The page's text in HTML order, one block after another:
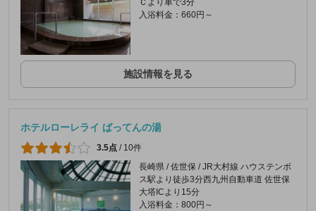
Ｃより車で3分
入浴料金：660円～
施設情報を見る
ホテルローレライ ばってんの湯
3.5点 / 10件
長崎県 / 佐世保 / JR大村線 ハウステンボ
ス駅より徒歩3分西九州自動車道 佐世保
大塔ICより15分
入浴料金：800円～